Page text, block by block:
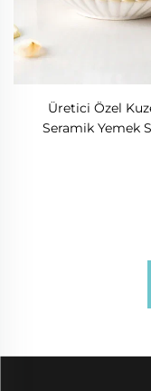
Üretici Özel
Seramik Yemek